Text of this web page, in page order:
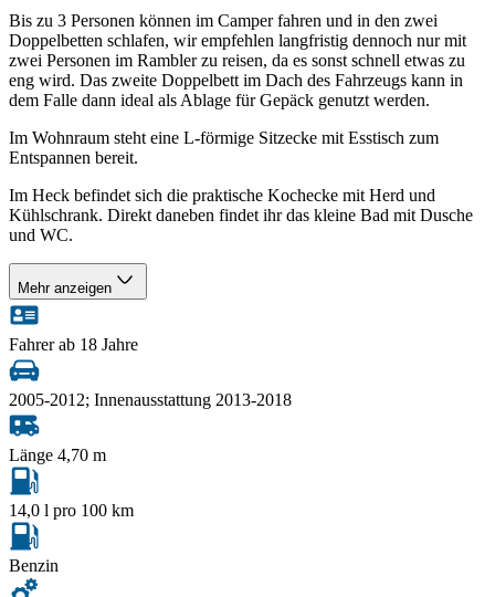
Bis zu 3 Personen können im Camper fahren und in den zwei
Doppelbetten schlafen, wir empfehlen langfristig dennoch nur mit
zwei Personen im Rambler zu reisen, da es sonst schnell etwas zu
eng wird. Das zweite Doppelbett im Dach des Fahrzeugs kann in
dem Falle dann ideal als Ablage für Gepäck genutzt werden.
Im Wohnraum steht eine L-förmige Sitzecke mit Esstisch zum
Entspannen bereit.
Im Heck befindet sich die praktische Kochecke mit Herd und
Kühlschrank. Direkt daneben findet ihr das kleine Bad mit Dusche
und WC.
Mehr anzeigen
Fahrer ab 18 Jahre
2005-2012; Innenausstattung 2013-2018
Länge 4,70 m
14,0 l pro 100 km
Benzin